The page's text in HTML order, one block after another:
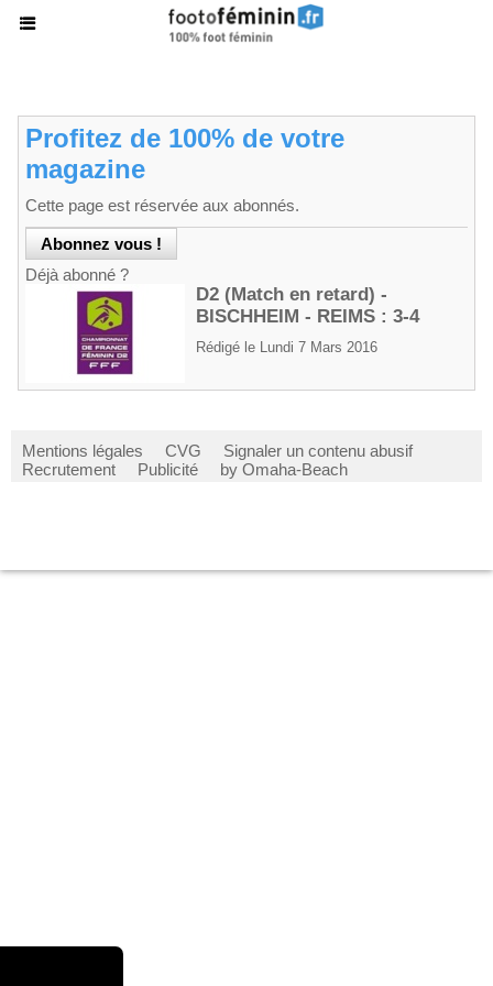
Profitez de 100% de votre
magazine
Cette page est réservée aux abonnés.
Déjà abonné ?
D2 (Match en retard) -
BISCHHEIM - REIMS : 3-4
Rédigé le Lundi 7 Mars 2016
Mentions légales CVG
Signaler un contenu abusif
Recrutement
Publicité by Omaha-Beach